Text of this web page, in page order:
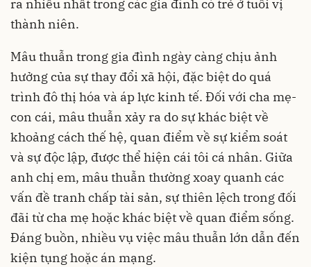
ra nhiều nhất trong các gia đình có trẻ ở tuổi vị
thành niên.
Mâu thuẫn trong gia đình ngày càng chịu ảnh
hưởng của sự thay đổi xã hội, đặc biệt do quá
trình đô thị hóa và áp lực kinh tế. Đối với cha mẹ-
con cái, mâu thuẫn xảy ra do sự khác biệt về
khoảng cách thế hệ, quan điểm về sự kiểm soát
và sự độc lập, được thể hiện cái tôi cá nhân. Giữa
anh chị em, mâu thuẫn thường xoay quanh các
vấn đề tranh chấp tài sản, sự thiên lệch trong đối
đãi từ cha mẹ hoặc khác biệt về quan điểm sống.
Đáng buồn, nhiều vụ việc mâu thuẫn lớn dẫn đến
kiện tụng hoặc án mạng.